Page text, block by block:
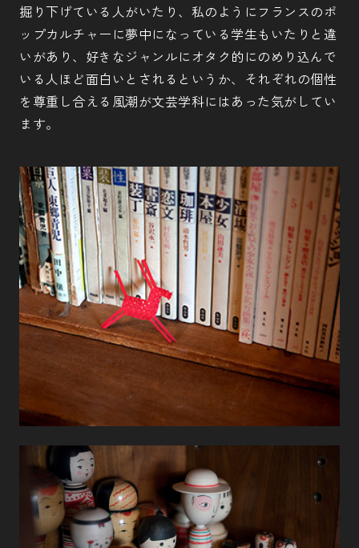
掘り下げている人がいたり、私のようにフランスのポ
ップカルチャーに夢中になっている学生もいたりと違
いがあり、好きなジャンルにオタク的にのめり込んで
いる人ほど面白いとされるというか、それぞれの個性
を尊重し合える風潮が文芸学科にはあった気がしてい
ます。